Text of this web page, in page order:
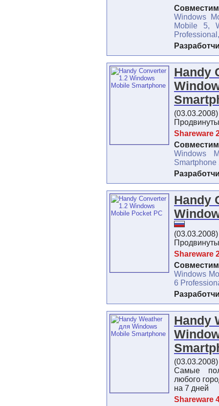
Windows
Mobile 5,
Handy
Shareware
Windows
Smartphone
Handy
Shareware
Windows
6
Handy
Самые
любого
на 7 дней
Shareware